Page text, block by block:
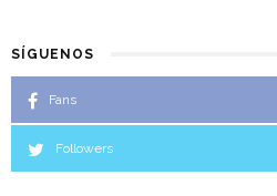
SÍGUENOS
Fans
Followers